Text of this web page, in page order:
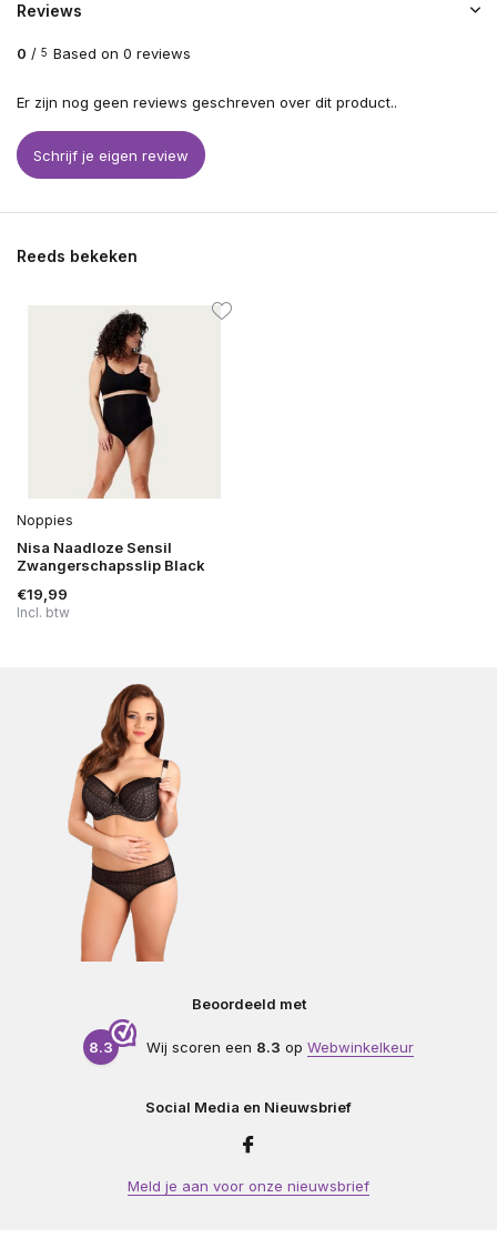
Reviews
0 / 5 Based on 0 reviews
Er zijn nog geen reviews geschreven over dit product..
Schrijf je eigen review
Reeds bekeken
Noppies
Nisa Naadloze Sensil
Zwangerschapsslip Black
€19,99
Incl. btw
Beoordeeld met
8.3 Wij scoren een 8.3 op Webwinkelkeur
Social Media en Nieuwsbrief
Meld je aan voor onze nieuwsbrief